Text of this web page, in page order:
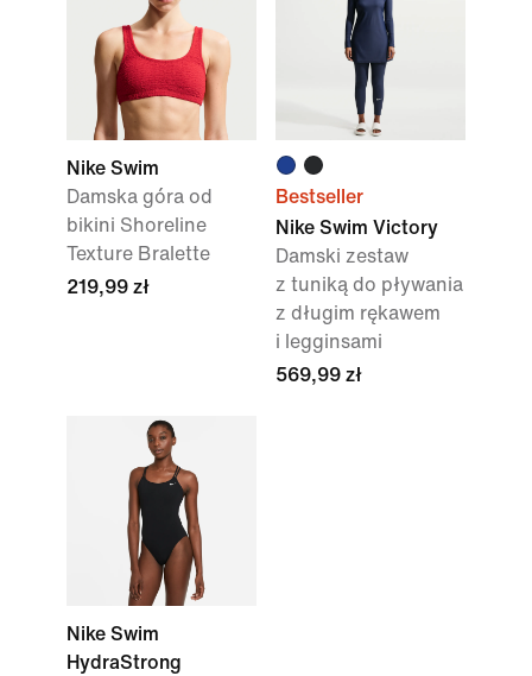
Nike Swim
Damska góra od
bikini Shoreline
Texture Bralette
219,99 zł
Bestseller
Nike Swim Victory
Damski zestaw
z tuniką do pływania
z długim rękawem
i legginsami
569,99 zł
Nike Swim
HydraStrong